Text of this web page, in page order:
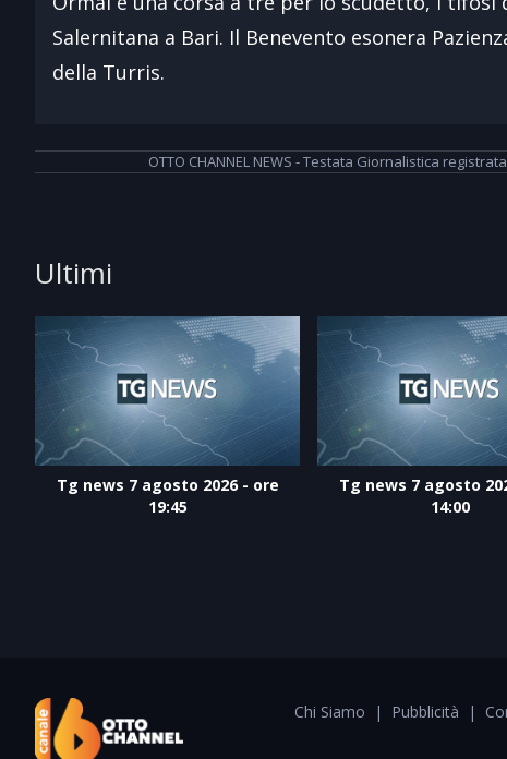
Salernitana a Bari. Il Benevento esonera
della Turris.
OTTO CHANNEL NEWS - Testata Giornalistica
Ultimi
Tg news 7 agosto 2026 - ore
19:45
Tg news 7 agosto
14:00
Chi Siamo | Pubblicità |